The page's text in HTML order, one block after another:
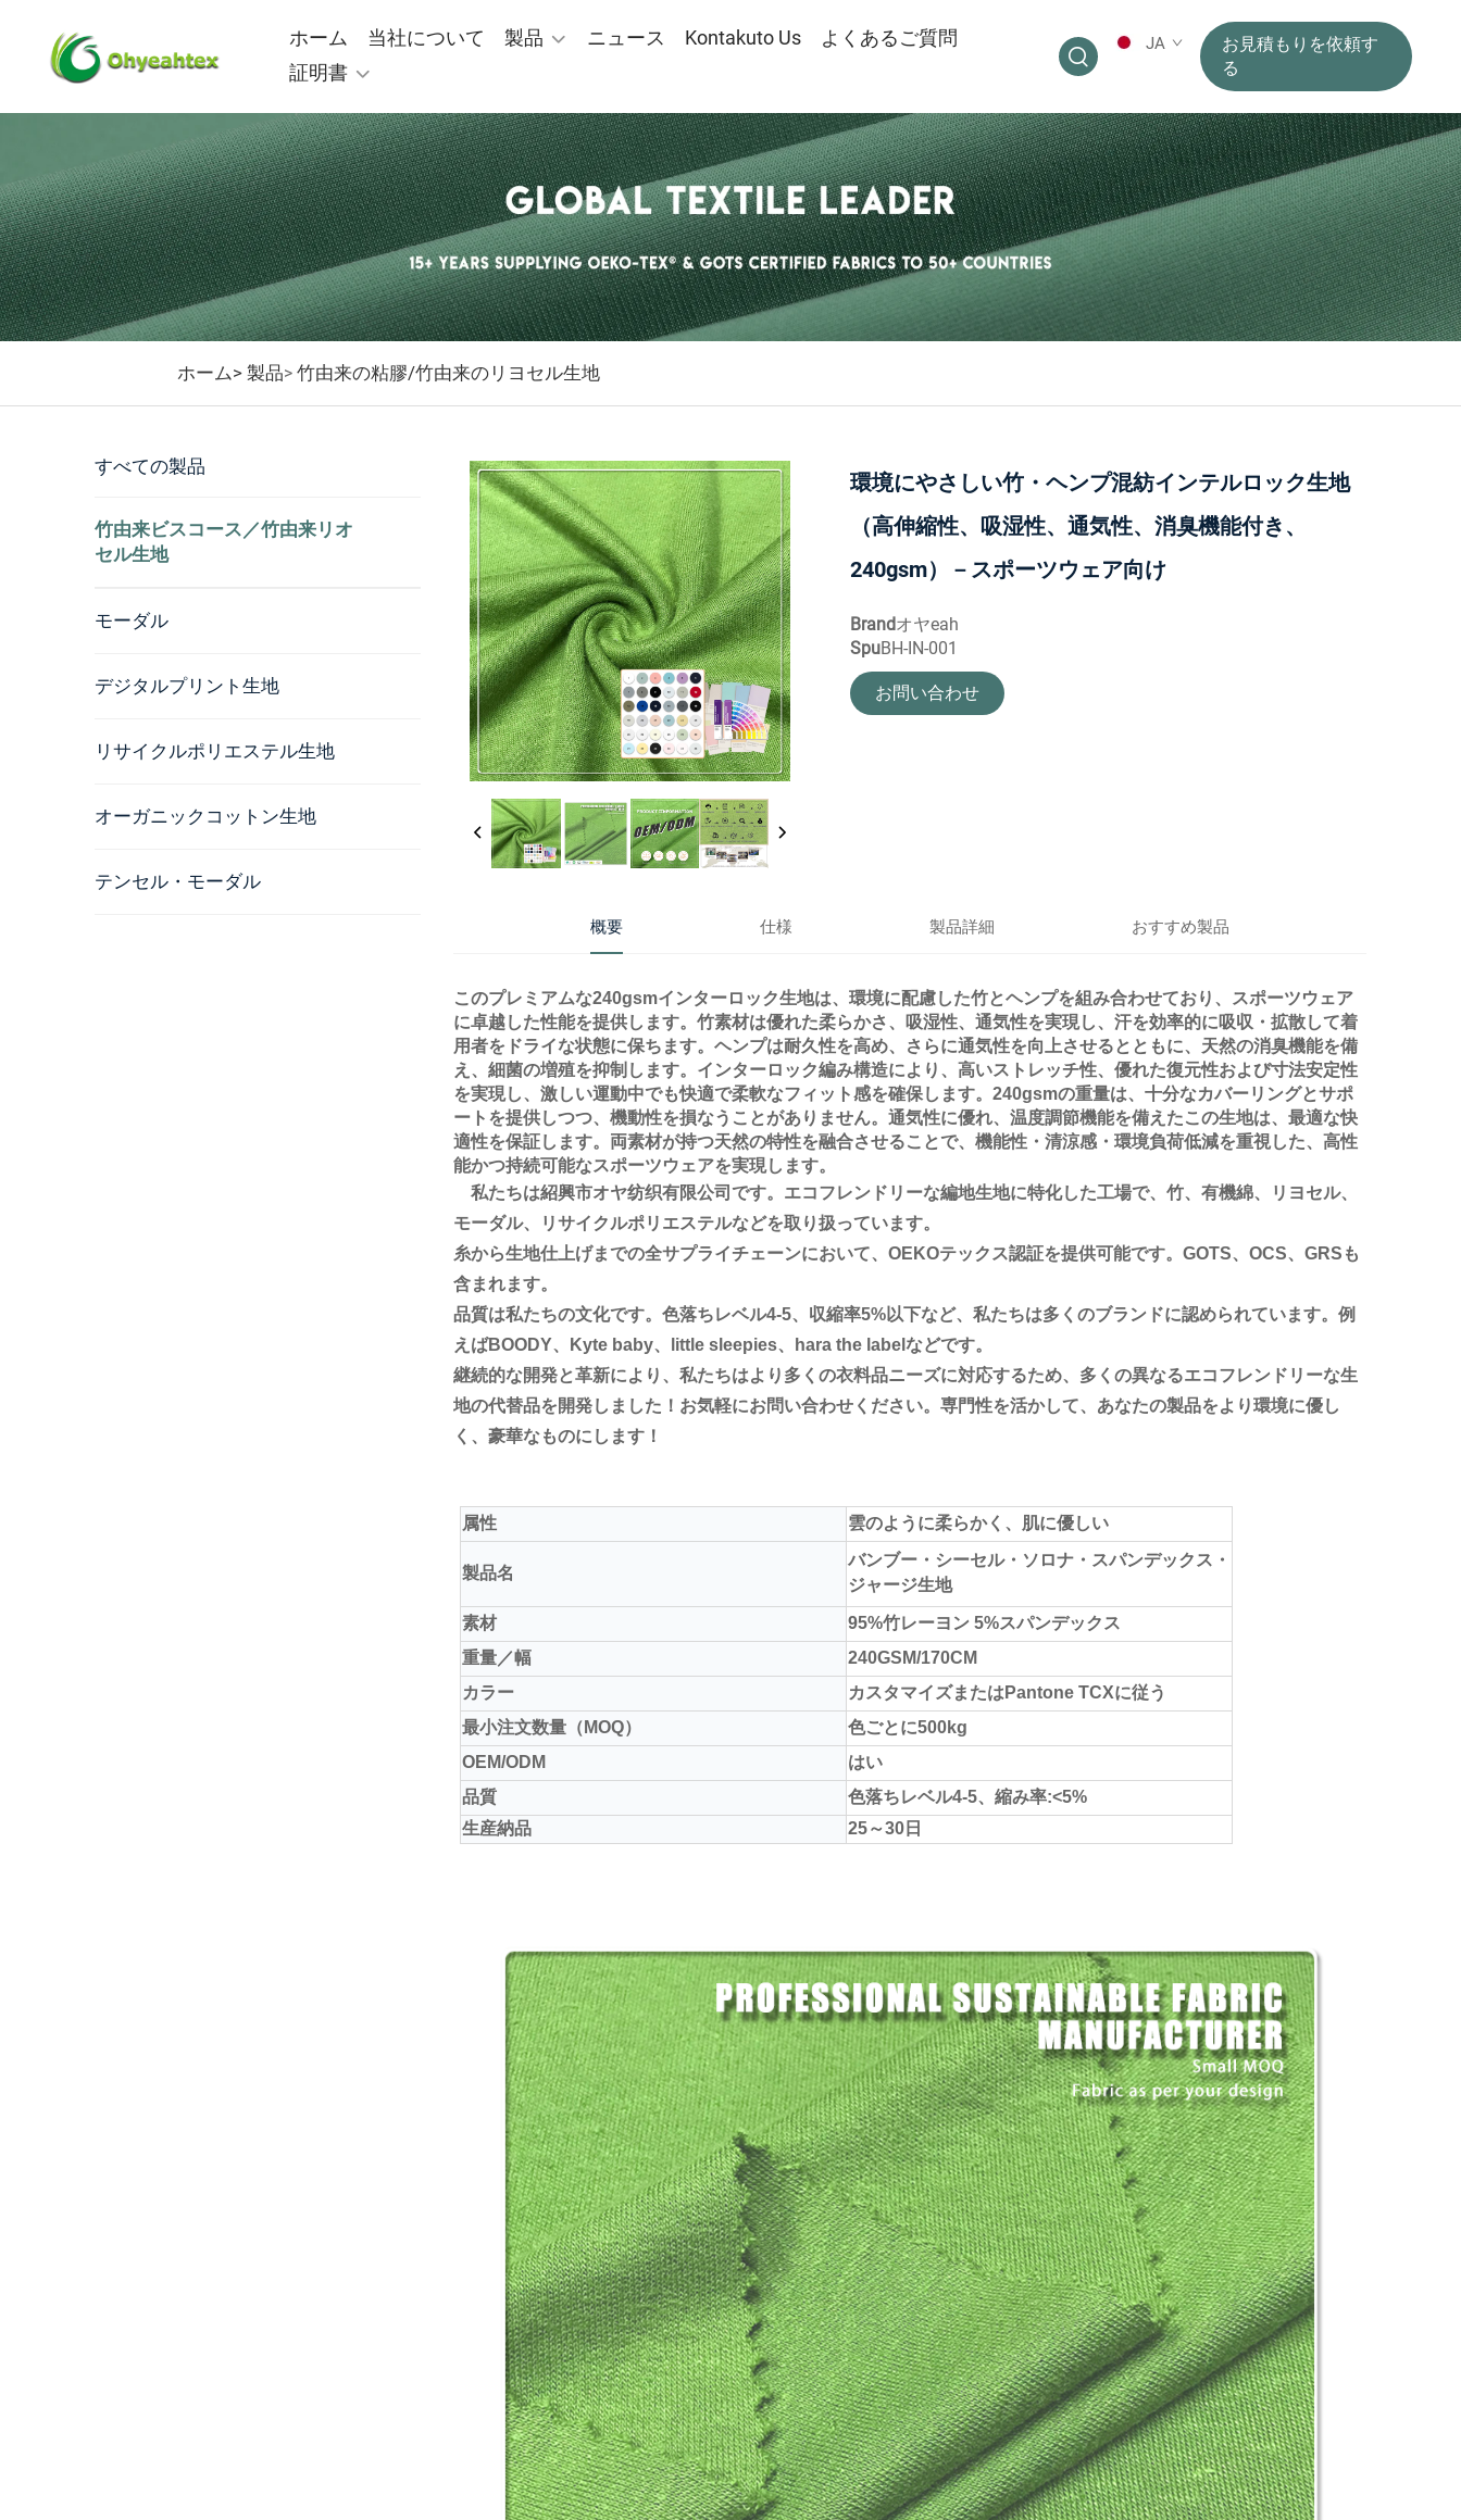
ホーム 当社について 製品 ニュース Kontakuto Us
よくあるご質問
証明書
JA
お見積もりを依頼す
る
ホーム> 製品> 竹由来の粘膠/竹由来のリヨセル生地
すべての製品
竹由来ビスコース／竹由来リオ
セル生地
モーダル
デジタルプリント生地
リサイクルポリエステル生地
オーガニックコットン生地
テンセル・モーダル
環境にやさしい竹・ヘンプ混紡インテルロック生地
（高伸縮性、吸湿性、通気性、消臭機能付き、
240gsm）－スポーツウェア向け
Brandオヤeah
SpuBH-IN-001
お問い合わせ
概要 仕様 製品詳細 おすすめ製品
このプレミアムな240gsmインターロック生地は、環境に配慮した竹とヘンプを組み合わせており、スポーツウェア
に卓越した性能を提供します。竹素材は優れた柔らかさ、吸湿性、通気性を実現し、汗を効率的に吸収・拡散して着
用者をドライな状態に保ちます。ヘンプは耐久性を高め、さらに通気性を向上させるとともに、天然の消臭機能を備
え、細菌の増殖を抑制します。インターロック編み構造により、高いストレッチ性、優れた復元性および寸法安定性
を実現し、激しい運動中でも快適で柔軟なフィット感を確保します。240gsmの重量は、十分なカバーリングとサポ
ートを提供しつつ、機動性を損なうことがありません。通気性に優れ、温度調節機能を備えたこの生地は、最適な快
適性を保証します。両素材が持つ天然の特性を融合させることで、機能性・清涼感・環境負荷低減を重視した、高性
能かつ持続可能なスポーツウェアを実現します。
私たちは紹興市オヤ纺织有限公司です。エコフレンドリーな編地生地に特化した工場で、竹、有機綿、リヨセル、
モーダル、リサイクルポリエステルなどを取り扱っています。
糸から生地仕上げまでの全サプライチェーンにおいて、OEKOテックス認証を提供可能です。GOTS、OCS、GRSも
含まれます。
品質は私たちの文化です。色落ちレベル4-5、収縮率5%以下など、私たちは多くのブランドに認められています。例
えばBOODY、Kyte baby、little sleepies、hara the labelなどです。
継続的な開発と革新により、私たちはより多くの衣料品ニーズに対応するため、多くの異なるエコフレンドリーな生
地の代替品を開発しました！お気軽にお問い合わせください。専門性を活かして、あなたの製品をより環境に優し
く、豪華なものにします！
属性 雲のように柔らかく、肌に優しい
製品名
バンブー・シーセル・ソロナ・スパンデックス・
ジャージ生地
素材
95%竹レーヨン 5%スパンデックス
重量／幅
240GSM/170CM
カラー
カスタマイズまたはPantone TCXに従う
最小注文数量（MOQ）
色ごとに500kg
OEM/ODM
はい
品質
色落ちレベル4-5、縮み率:<5%
生産納品
25～30日